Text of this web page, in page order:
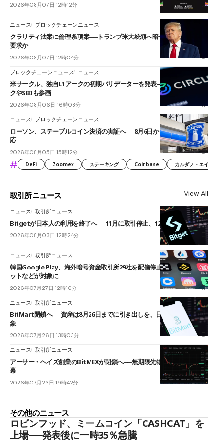
2026年08月07日 12時12分
ニュース ブロックチェーンニュース
クラリティ法案に倫理条項案──トランプ米大統領へ暗号資産事業の売却
要求か
2026年08月07日 12時04分
ブロックチェーンニュース ニュース
米サークル、独自L1アークの初期バリデーターを発表――ブラックロッ
クやSBIも参画
2026年08月06日 16時03分
ニュース ブロックチェーンニュース
ローソン、ステーブルコイン決済の実証へ──8月6日からJPYCやUSDC対
応
2026年08月05日 15時12分
# DeFi Zoomex ステーキング Coinbase カルダノ・エイ
取引所ニュース View All
ニュース 取引所ニュース
Bitgetが日本人の利用を終了へ──11月に取引停止、12月末に強制決済
2026年08月03日 12時24分
ニュース 取引所ニュース
韓国Google Play、海外暗号資産取引所29社を配信停止──OKXやバイビ
ットなどが対象に
2026年07月27日 12時16分
ニュース 取引所ニュース
BitMart閉鎖へ──資産は8月26日までに引き出しを、日本人利用者も対
象
2026年07月26日 13時03分
ニュース 取引所ニュース
アーサー・ヘイズ創業のBitMEXが閉鎖へ──無期限先物を生んだ11年に
幕
2026年07月23日 19時42分
その他のニュース
ロビンフッド、ミームコイン「CASHCAT」を
上場──発表後に一時35％急騰